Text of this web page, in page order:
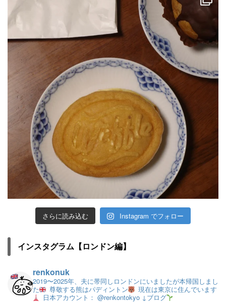
さらに読み込む Instagram でフォロー
インスタグラム【ロンドン編】
renkonuk
2019〜2025年、夫に帯同しロンドンにいましたが本帰国しまし
た
尊敬する熊はパディントン
現在は東京に住んでいます
日本アカウント： @renkontokyo ↓ブログ